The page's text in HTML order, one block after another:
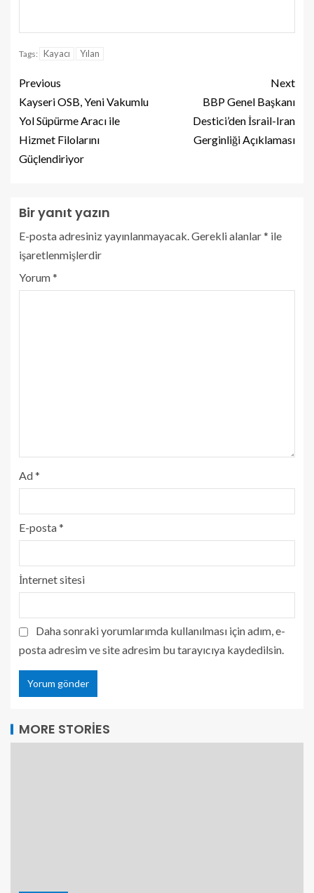
Tags: Kayacı Yılan
Previous
Kayseri OSB, Yeni Vakumlu
Yol Süpürme Aracı ile
Hizmet Filolarını
Güçlendiriyor
Next
BBP Genel Başkanı
Destici’den İsrail-Iran
Gerginliği Açıklaması
Bir yanıt yazın
E-posta adresiniz yayınlanmayacak.Gerekli alanlar* ile
işaretlenmişlerdir
Yorum*
Ad*
E-posta*
İnternet sitesi
Daha sonraki yorumlarımda kullanılması için adım, e-
posta adresim ve site adresim bu tarayıcıya kaydedilsin.
MORE STORIES